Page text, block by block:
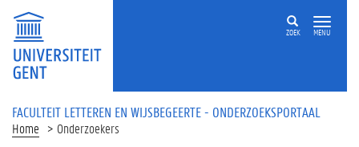
Overslaan en naar de inhoud gaan
ZOEK MENU
FACULTEIT LETTEREN EN WIJSBEGEERTE - ONDERZOEKSPORTAAL
Home Onderzoekers